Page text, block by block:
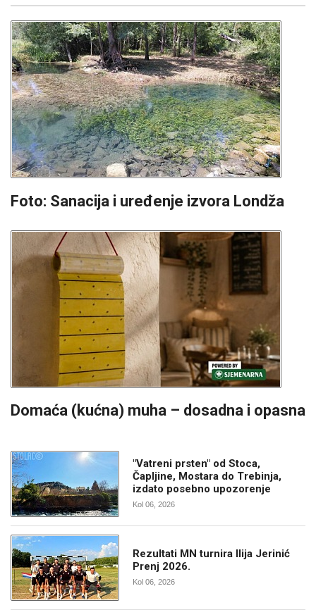
Foto: Sanacija i uređenje izvora Londža
Domaća (kućna) muha – dosadna i opasna
"Vatreni prsten" od Stoca,
Čapljine, Mostara do Trebinja,
izdato posebno upozorenje
Kol 06, 2026
Rezultati MN turnira Ilija Jerinić
Prenj 2026.
Kol 06, 2026